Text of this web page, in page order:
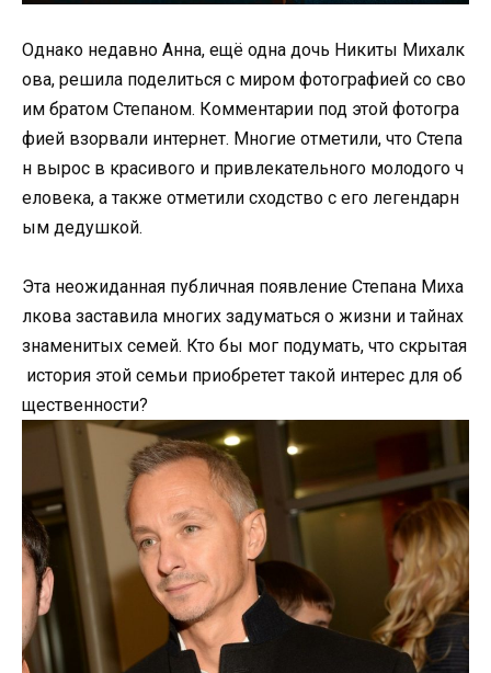
Однако недавно Анна, ещё одна дочь Никиты Михалк
ова, решила поделиться с миром фотографией со сво
им братом Степаном. Комментарии под этой фотогра
фией взорвали интернет. Многие отметили, что Степа
н вырос в красивого и привлекательного молодого ч
еловека, а также отметили сходство с его легендарн
ым дедушкой.
Эта неожиданная публичная появление Степана Миха
лкова заставила многих задуматься о жизни и тайнах
знаменитых семей. Кто бы мог подумать, что скрытая
история этой семьи приобретет такой интерес для об
щественности?